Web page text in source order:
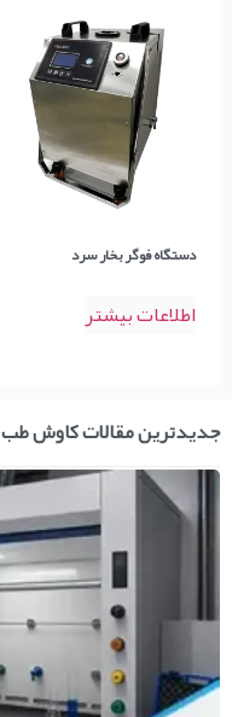
دستگاه فوگر بخار سرد
اطلاعات بیشتر
جدیدترین مقالات کاوش طب